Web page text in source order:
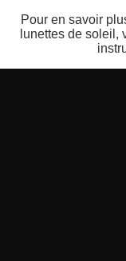
Pour en savoir
lunettes de soleil,